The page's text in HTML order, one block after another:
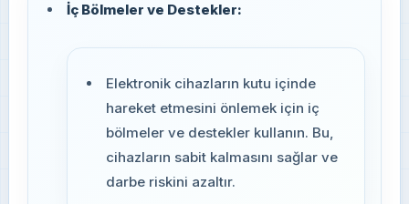
İç Bölmeler ve Destekler:
Elektronik cihazların kutu içinde
hareket etmesini önlemek için iç
bölmeler ve destekler kullanın. Bu,
cihazların sabit kalmasını sağlar ve
darbe riskini azaltır.